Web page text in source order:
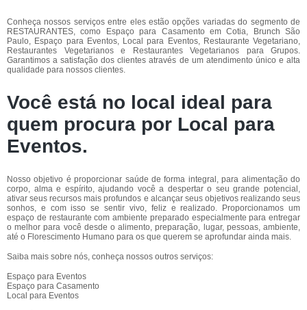
Conheça nossos serviços entre eles estão opções variadas do segmento de
RESTAURANTES, como Espaço para Casamento em Cotia, Brunch São
Paulo, Espaço para Eventos, Local para Eventos, Restaurante Vegetariano,
Restaurantes Vegetarianos e Restaurantes Vegetarianos para Grupos.
Garantimos a satisfação dos clientes através de um atendimento único e alta
qualidade para nossos clientes.
Você está no local ideal para
quem procura por Local para
Eventos.
Nosso objetivo é proporcionar saúde de forma integral, para alimentação do
corpo, alma e espírito, ajudando você a despertar o seu grande potencial,
ativar seus recursos mais profundos e alcançar seus objetivos realizando seus
sonhos, e com isso se sentir vivo, feliz e realizado. Proporcionamos um
espaço de restaurante com ambiente preparado especialmente para entregar
o melhor para você desde o alimento, preparação, lugar, pessoas, ambiente,
até o Florescimento Humano para os que querem se aprofundar ainda mais.
Saiba mais sobre nós, conheça nossos outros serviços:
Espaço para Eventos
Espaço para Casamento
Local para Eventos